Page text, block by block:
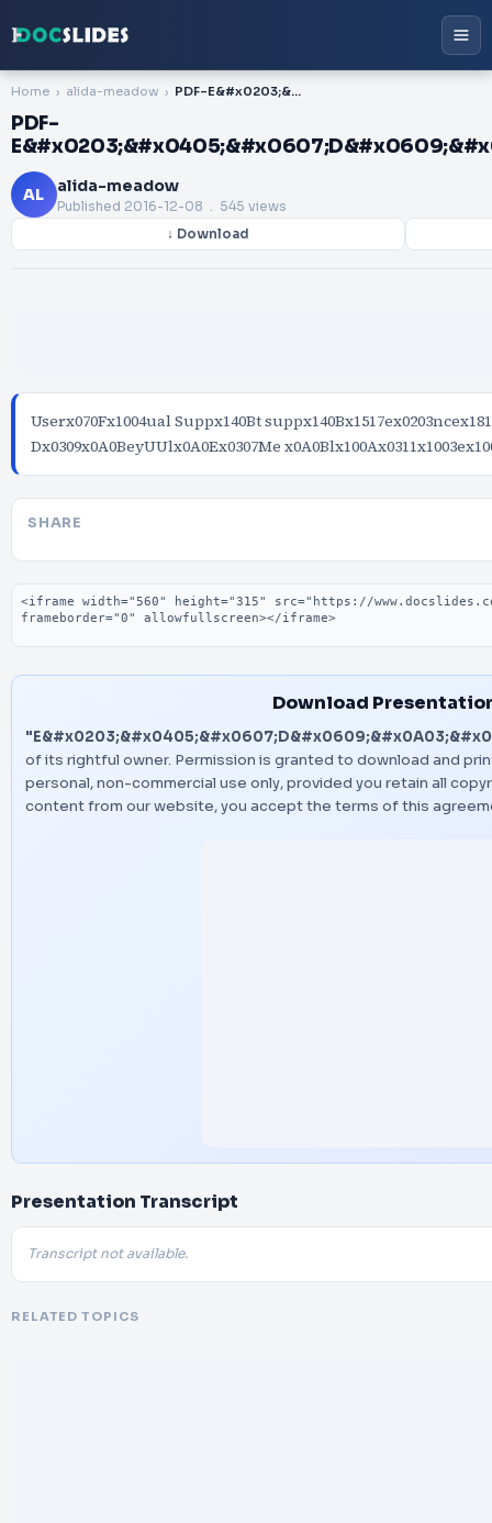
Home alida-meadow PDF-E&#x0203;&#x0405;&#x0607;D&#x0609;&#x0A03;&#x0206;&#x0B0C;
PDF-
AL alida-meadow
Published 2016-12-08 . 545 views
↓ Download
Userx070Fx1004ual Suppx140Bt
Dx0309x0A0BeyUUlx0A0Ex0307Me
SHARE
Embed code
Download
of its rightful owner. Permission is granted to download and
personal, non-commercial use only, provided you retain all
content from our website, you accept the terms of this
Presentation Transcript
Transcript not available.
RELATED TOPICS